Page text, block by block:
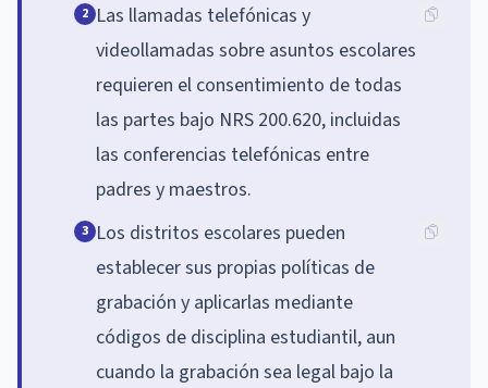
2 Las llamadas telefónicas y
videollamadas sobre asuntos escolares
requieren el consentimiento de todas
las partes bajo NRS 200.620, incluidas
las conferencias telefónicas entre
padres y maestros.
3 Los distritos escolares pueden
establecer sus propias políticas de
grabación y aplicarlas mediante
códigos de disciplina estudiantil, aun
cuando la grabación sea legal bajo la